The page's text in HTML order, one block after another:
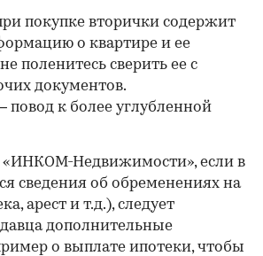
покупке вторички содержит
о квартире и ее
поленитесь сверить ее с
документов.
повод к более углубленной
«ИНКОМ-Недвижимости», если в
сведения об обременениях на
арест и т.д.), следует
дополнительные
о выплате ипотеки, чтобы